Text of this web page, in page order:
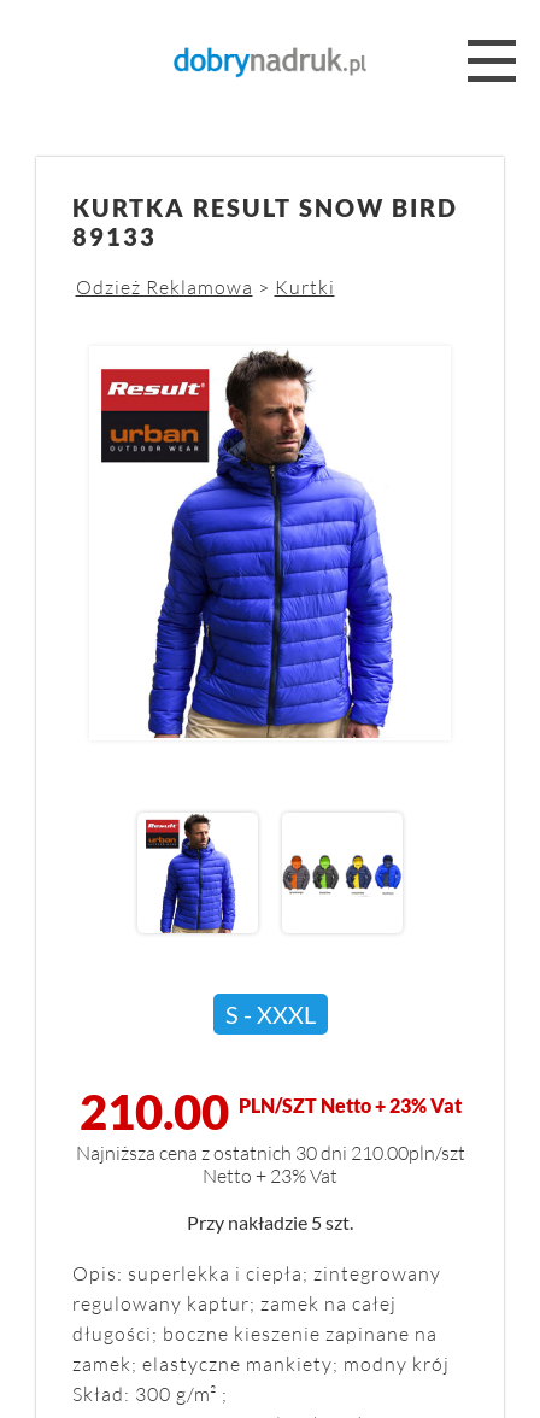
KURTKA RESULT SNOW BIRD
89133
Odzież Reklamowa > Kurtki
S - XXXL
Przy nakładzie 5 szt.
210.00 PLN/SZT Netto + 23% Vat
Najniższa cena z ostatnich 30 dni 210.00pln/szt
Netto + 23% Vat
Opis: superlekka i ciepła; zintegrowany
regulowany kaptur; zamek na całej
długości; boczne kieszenie zapinane na
zamek; elastyczne mankiety; modny krój
Skład: 300 g/m² ;